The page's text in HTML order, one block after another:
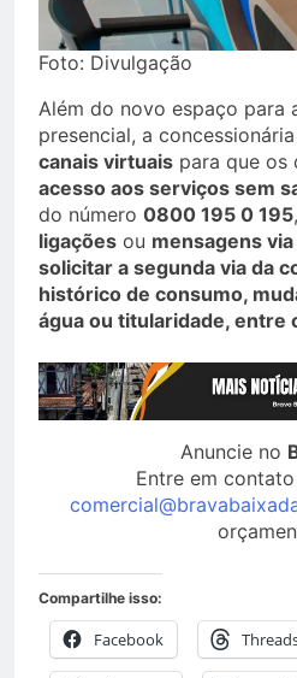
Foto: Divulgação
Além do novo espaço para
presencial, a
canais virtuais para que os
acesso aos serviços sem
do número 0800 195 0 195
ligações ou mensagens
solicitar a segunda via da
histórico de consumo,
água ou titularidade, entre
Anuncie no
Entre em
Compartilhe isso:
Facebook